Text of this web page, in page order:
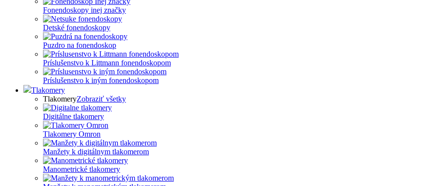
Fonendoskopy inej značky
Detské fonendoskopy
Puzdro na fonendoskop
Príslušenstvo k Littmann fonendoskopom
Príslušenstvo k iným fonendoskopom
Tlakomery
TlakomeryZobraziť všetky
Digitálne tlakomery
Tlakomery Omron
Manžety k digitálnym tlakomerom
Manometrické tlakomery